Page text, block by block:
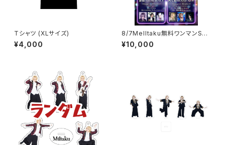
Tシャツ (XLサイズ)
¥4,000
8/7Melltaku無料ワンマンSチ
ケット
¥10,000